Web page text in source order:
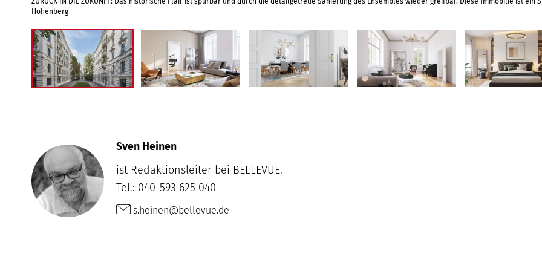
Hohenberg
Sven Heinen
ist Redaktionsleiter bei BELLEVUE.
Tel.: 040-593 625 040
s.heinen@bellevue.de